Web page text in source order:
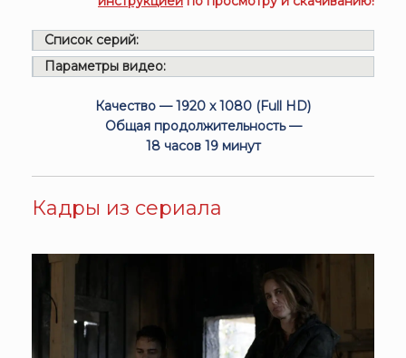
Список серий:
Параметры видео:
Качество — 1920 x 1080 (Full HD)
Общая продолжительность —
18 часов 19 минут
Кадры из сериала